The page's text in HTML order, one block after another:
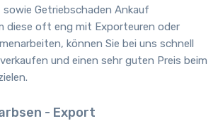
Getriebschaden Ankauf
diese oft eng mit Exporteuren oder
können Sie bei uns schnell
und einen sehr guten Preis beim
- Export